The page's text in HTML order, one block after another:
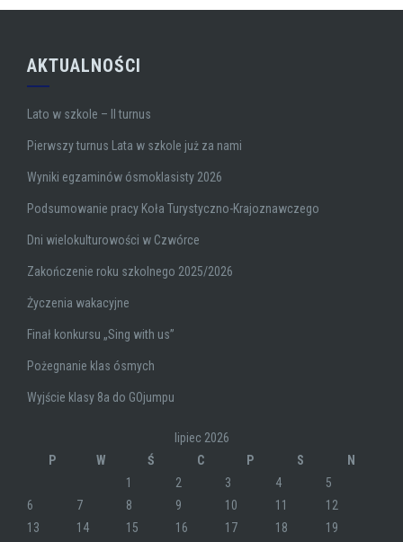
AKTUALNOŚCI
Lato w szkole – II turnus
Pierwszy turnus Lata w szkole już za nami
Wyniki egzaminów ósmoklasisty 2026
Podsumowanie pracy Koła Turystyczno-Krajoznawczego
Dni wielokulturowości w Czwórce
Zakończenie roku szkolnego 2025/2026
Życzenia wakacyjne
Finał konkursu „Sing with us”
Pożegnanie klas ósmych
Wyjście klasy 8a do GOjumpu
lipiec 2026
P
W Ś C P S
N
1
2 3 4
5
6
7 8 9 10 11
12
13
14 15 16 17 18
19